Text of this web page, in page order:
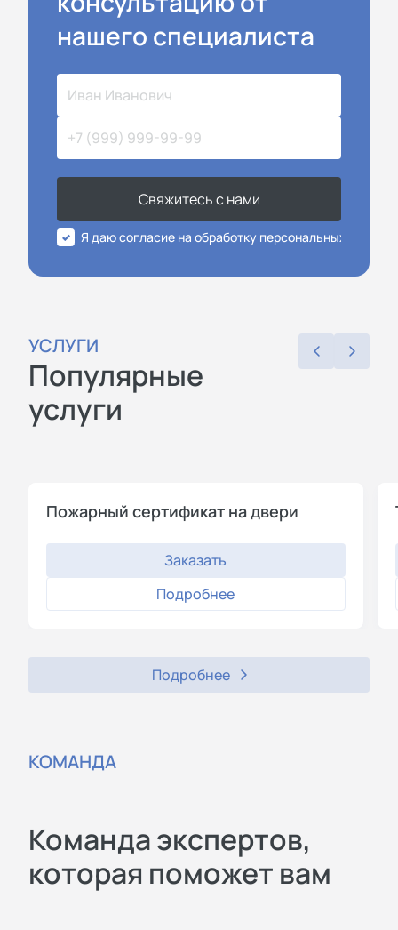
нашего специалиста
Свяжитесь с нами
Я даю согласие на обработку персональных
УСЛУГИ
Популярные
услуги
Пожарный сертификат на двери
Заказать
Подробнее
Подробнее
КОМАНДА
Команда экспертов,
которая поможет вам